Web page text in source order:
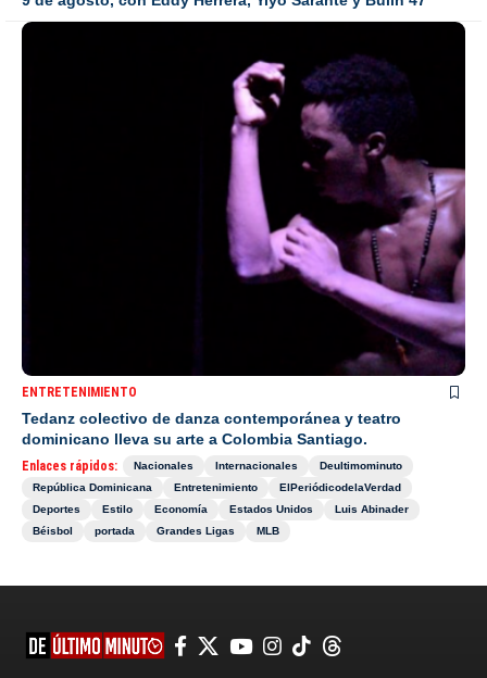
ENTRETENIMIENTO
Tedanz colectivo de danza contemporánea y teatro
dominicano lleva su arte a Colombia Santiago.
Enlaces rápidos: Nacionales Internacionales
Deultimominuto
República Dominicana
Entretenimiento
ElPeriódicodelaVerdad
Deportes
Estilo Economía Estados Unidos
Luis Abinader
Béisbol
portada Grandes Ligas MLB